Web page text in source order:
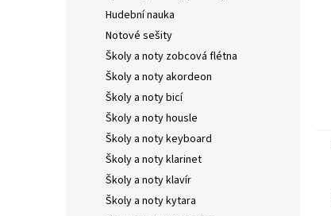
Hudební nauka
Notové sešity
Školy a noty zobcová flétna
Školy a noty akordeon
Školy a noty bicí
Školy a noty housle
Školy a noty keyboard
Školy a noty klarinet
Školy a noty klavír
Školy a noty kytara